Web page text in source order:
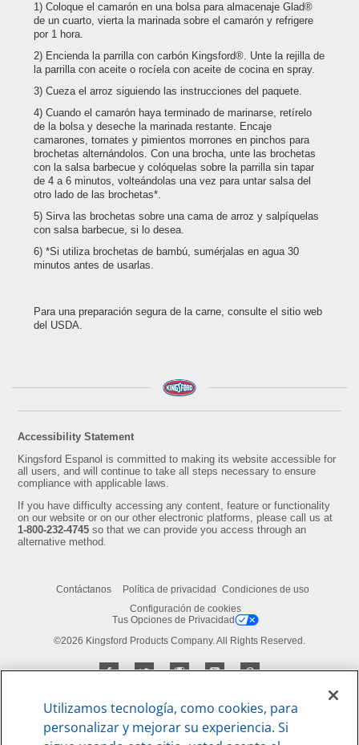
Coloque el camarón en una bolsa para almacenaje Glad®
de un cuarto, vierta la marinada sobre el camarón y refrigere
por 1 hora.
Encienda la parrilla con carbón Kingsford®. Unte la rejilla de
la parrilla con aceite o rocíela con aceite de cocina en spray.
Cueza el arroz siguiendo las instrucciones del paquete.
Cuando el camarón haya terminado de marinarse, retírelo
de la bolsa y deseche la marinada restante. Encaje
camarones, tomates y pimientos morrones en pinchos para
brochetas alternándolos. Con una brocha, unte las brochetas
con la salsa barbecue y colóquelas sobre la parrilla sin tapar
de 4 a 6 minutos, volteándolas una vez para untar salsa del
otro lado de las brochetas*.
Sirva las brochetas sobre una cama de arroz y salpíquelas
con salsa barbecue, si lo desea.
*Si utiliza brochetas de bambú, sumérjalas en agua 30
minutos antes de usarlas.
Para una preparación segura de la carne, consulte el sitio web
del USDA.
Accessibility Statement
Kingsford Espanol is committed to making its website accessible for
all users, and will continue to take all steps necessary to ensure
compliance with applicable laws.
If you have difficulty accessing any content, feature or functionality
on our website or on our other electronic platforms, please call us at
1-800-232-4745 so that we can provide you access through an
alternative method.
Contáctanos Política de privacidad Condiciones de uso
Configuración de cookies
Tus Opciones de Privacidad
©2026 Kingsford Products Company. All Rights Reserved.
Utilizamos tecnología, como cookies, para
personalizar y mejorar su experiencia. Si